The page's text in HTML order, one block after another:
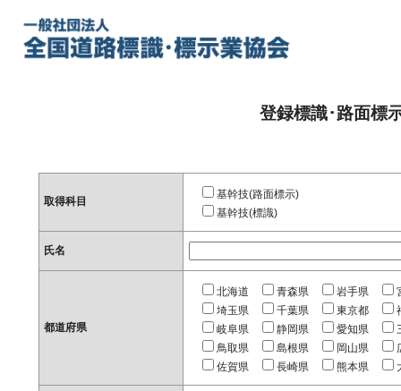
登録標識･路面標
取得科目
基幹技(路面標示)
基幹技(標識)
氏名
都道府県
北海道 青森県 岩手県
埼玉県
千葉県 東京都
岐阜県
静岡県 愛知県
鳥取県
島根県 岡山県
佐賀県
長崎県 熊本県